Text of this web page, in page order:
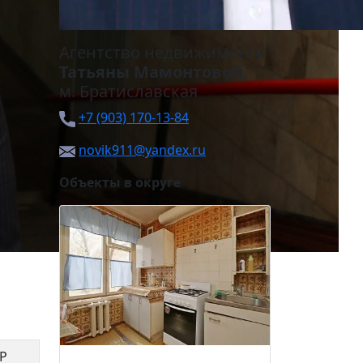
Агентство недвижимости
Татьяны Мамонтовой
м. Братиславская
+7 (903) 170-13-84
novik911@yandex.ru
Объекты в округе
8